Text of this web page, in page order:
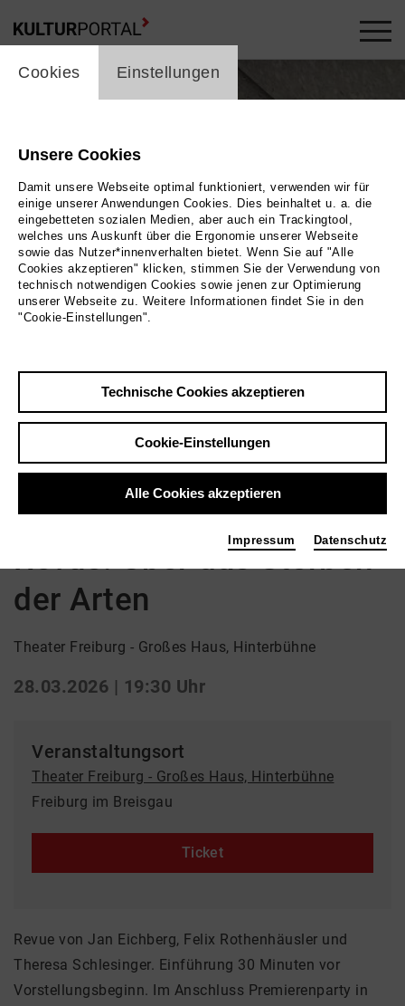
Zurück|Übersicht
Schauspiel | Uraufführung
Strike a pose! Laufsteg frei für Dodo und
Kurznasenbär.
Revue. Über das Sterben
der Arten
Theater Freiburg - Großes Haus, Hinterbühne
28.03.2026 | 19:30 Uhr
Veranstaltungsort
Theater Freiburg - Großes Haus, Hinterbühne
Freiburg im Breisgau
Ticket
Revue von Jan Eichberg, Felix Rothenhäusler und
Theresa Schlesinger. Einführung 30 Minuten vor
Vorstellungsbeginn. Im Anschluss Premierenparty in
cookie_layer
Cookies Einstellungen
Unsere Cookies
Damit unsere Webseite optimal funktioniert, verwenden wir für
einige unserer Anwendungen Cookies. Dies beinhaltet u. a. die
eingebetteten sozialen Medien, aber auch ein Trackingtool,
welches uns Auskunft über die Ergonomie unserer Webseite
sowie das Nutzer*innenverhalten bietet. Wenn Sie auf "Alle
Cookies akzeptieren" klicken, stimmen Sie der Verwendung von
technisch notwendigen Cookies sowie jenen zur Optimierung
unserer Webseite zu. Weitere Informationen findet Sie in den
"Cookie-Einstellungen".
Technische Cookies akzeptieren
Cookie-Einstellungen
Alle Cookies akzeptieren
Impressum Datenschutz